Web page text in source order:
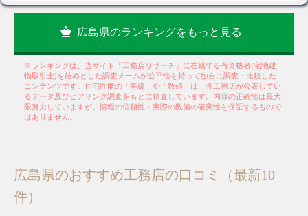
広島県のランキングをもっと見る
※ランキングは、当サイト「工務店リサーチ」に在籍する有資格者(宅地建
物取引士)を始めとした調査チームが公平性を持って独自に調査・比較した
コンテンツです。住宅性能の「等級」や「数値」は、各工務店が公表してい
るデータ及びヒアリング調査をもとに精査しています。内容の正確性は最大
限努力していますが、情報の信頼性・実際の数値の確実性を保証するもので
はありません。
広島県のおすすめ工務店の口コミ（最新10
件）